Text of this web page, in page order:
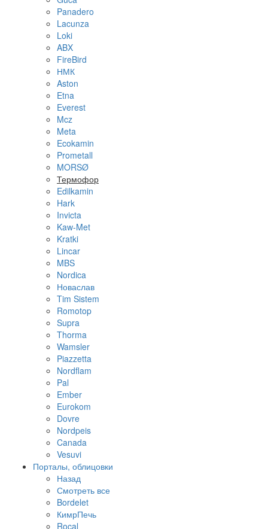
Panadero
Lacunza
Loki
ABX
FireBird
НМК
Aston
Etna
Everest
Mcz
Meta
Ecokamin
Prometall
MORSØ
Термофор
Edilkamin
Hark
Invicta
Kaw-Met
Kratki
Lincar
MBS
Nordica
Новаслав
Tim Sistem
Romotop
Supra
Thorma
Wamsler
Piazzetta
Nordflam
Pal
Ember
Eurokom
Dovre
Nordpeis
Canada
Vesuvi
Порталы, облицовки
Назад
Смотреть все
Bordelet
КимрПечь
Rocal